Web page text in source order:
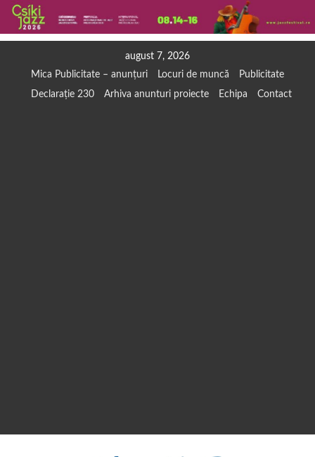
august 7, 2026
Mica Publicitate – anunțuri
Locuri de muncă
Publicitate
Declarație 230
Arhiva anunturi proiecte Echipa Contact